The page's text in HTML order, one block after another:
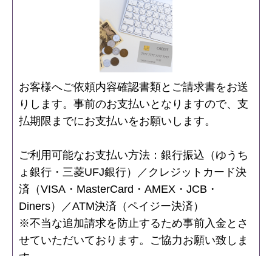
お客様へご依頼内容確認書類とご請求書をお送
りします。事前のお支払いとなりますので、支
払期限までにお支払いをお願いします。
ご利用可能なお支払い方法：銀行振込（ゆうち
ょ銀行・三菱UFJ銀行）／クレジットカード決
済（VISA・MasterCard・AMEX・JCB・
Diners）／ATM決済（ペイジー決済）
※不当な追加請求を防止するため事前入金とさ
せていただいております。ご協力お願い致しま